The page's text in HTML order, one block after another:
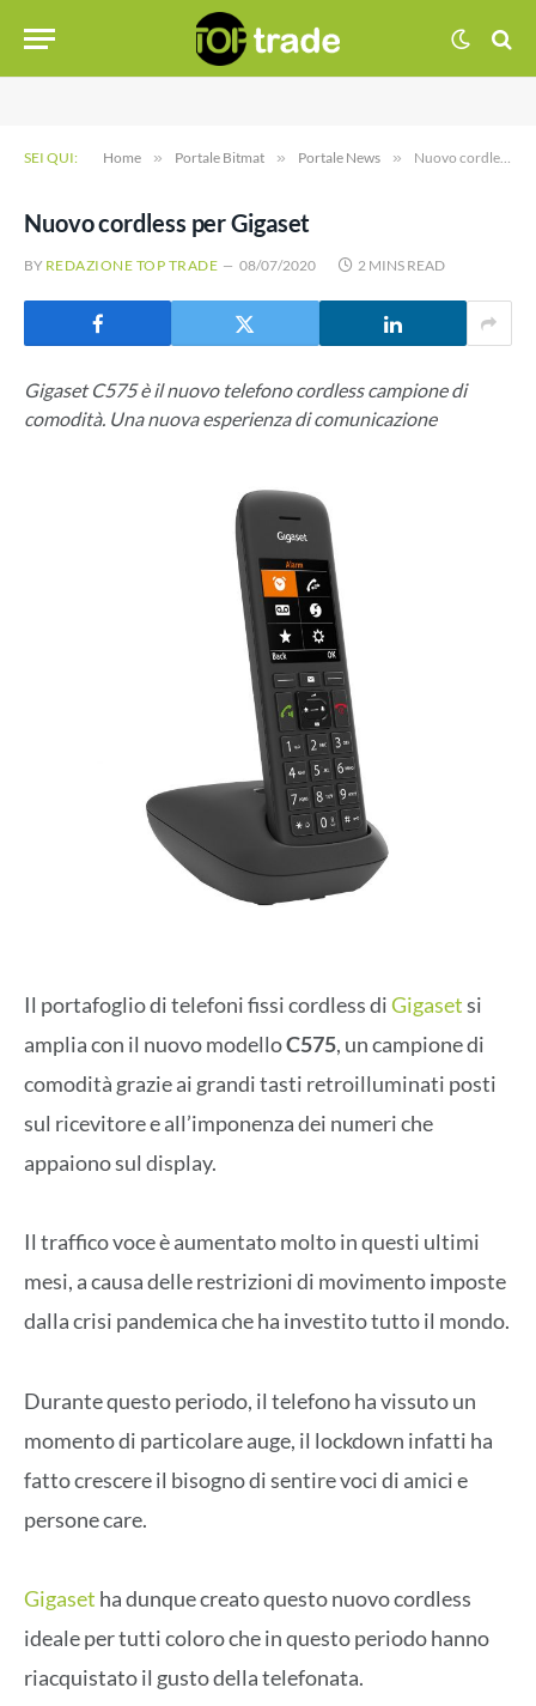
SEI QUI: Home » Portale Bitmat » Portale News » Nuovo cordless per Gigaset
Nuovo cordless per Gigaset
BY REDAZIONE TOP TRADE 08/07/2020 2 MINS READ
Gigaset C575 è il nuovo telefono cordless campione di
comodità. Una nuova esperienza di comunicazione
Il portafoglio di telefoni fissi cordless diGigasetsi
amplia con il nuovo modelloC575, un campione di
comodità grazie ai grandi tasti retroilluminati posti
sul ricevitore e all’imponenza dei numeri che
appaiono sul display.
Il traffico voce è aumentato molto in questi ultimi
mesi, a causa delle restrizioni di movimento imposte
dalla crisi pandemica che ha investito tutto il mondo.
Durante questo periodo, il telefono ha vissuto un
momento di particolare auge, il lockdown infatti ha
fatto crescere il bisogno di sentire voci di amici e
persone care.
Gigaset ha dunque creato questo nuovo cordless
ideale per tutti coloro che in questo periodo hanno
riacquistato il gusto della telefonata.